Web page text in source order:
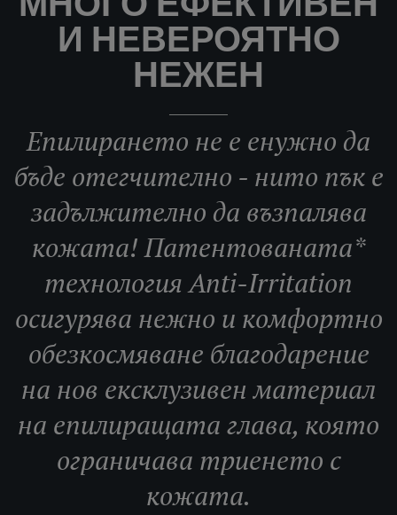
МНОГО ЕФЕКТИВЕН
И НЕВЕРОЯТНО
НЕЖЕН
Епилирането не е енужно да
бъде отегчително - нито пък е
задължително да възпалява
кожата! Патентованата*
технология Anti-Irritation
осигурява нежно и комфортно
обезкосмяване благодарение
на нов ексклузивен материал
на епилиращата глава, която
ограничава триенето с
кожата.